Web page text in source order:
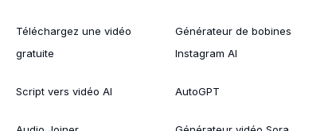
Téléchargez une vidéo
gratuite
Script vers vidéo AI
Générateur de bobines
Instagram AI
AutoGPT